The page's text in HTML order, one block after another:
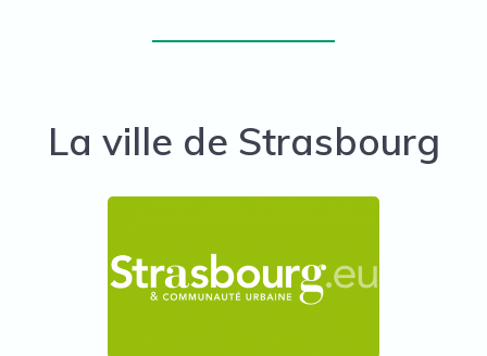
La ville de Strasbourg